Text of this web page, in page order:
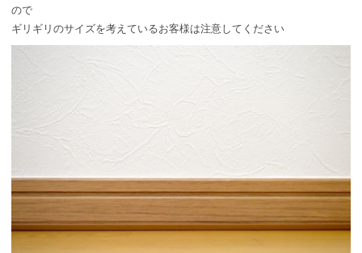
ので
ギリギリのサイズを考えているお客様は注意してください